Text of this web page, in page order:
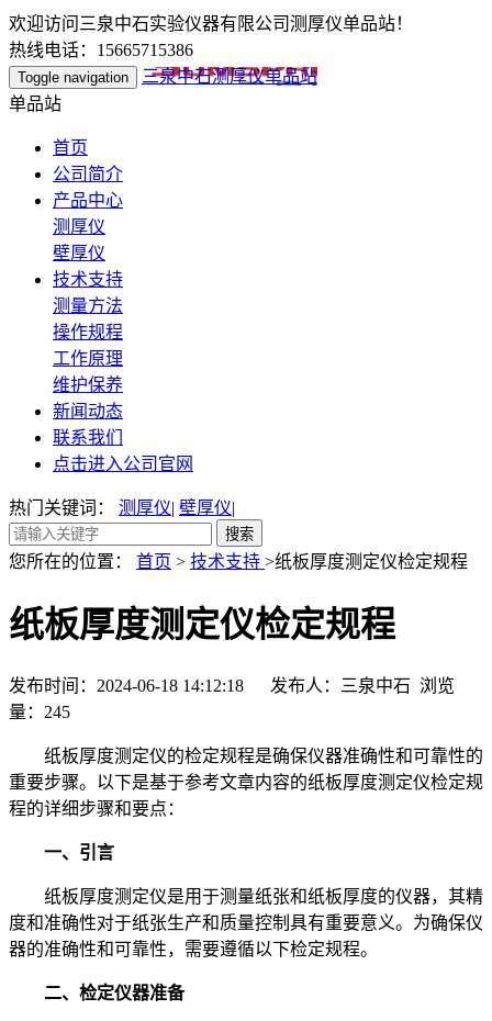
欢迎访问三泉中石实验仪器有限公司测厚仪单品站！
热线电话：15665715386
Toggle navigation
三泉中石测厚仪单品站
单品站
首页
公司简介
产品中心
测厚仪
壁厚仪
技术支持
测量方法
操作规程
工作原理
维护保养
新闻动态
联系我们
点击进入公司官网
热门关键词： 测厚仪| 壁厚仪|
您所在的位置： 首页 > 技术支持 >纸板厚度测定仪检定规程
纸板厚度测定仪检定规程
发布时间：2024-06-18 14:12:18 发布人：三泉中石 浏览
量： 245
纸板厚度测定仪的检定规程是确保仪器准确性和可靠性的
重要步骤。以下是基于参考文章内容的纸板厚度测定仪检定规
程的详细步骤和要点：
一、引言
纸板厚度测定仪是用于测量纸张和纸板厚度的仪器，其精
度和准确性对于纸张生产和质量控制具有重要意义。为确保仪
器的准确性和可靠性，需要遵循以下检定规程。
二、检定仪器准备